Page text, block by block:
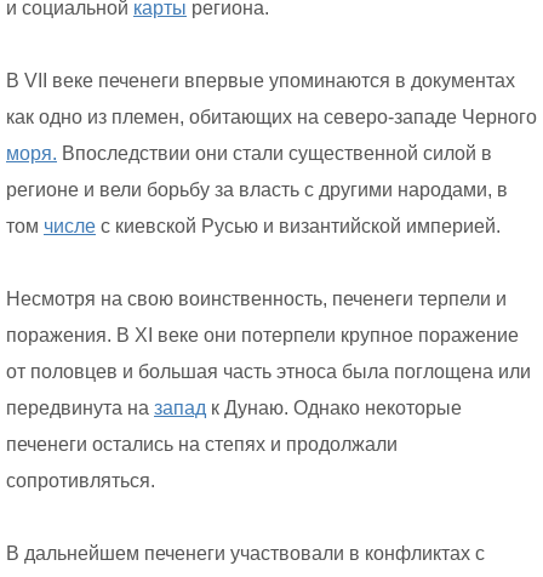
и социальной карты региона.
В VII веке печенеги впервые упоминаются в документах
как одно из племен, обитающих на северо-западе Черного
моря. Впоследствии они стали существенной силой в
регионе и вели борьбу за власть с другими народами, в
том числе с киевской Русью и византийской империей.
Несмотря на свою воинственность, печенеги терпели и
поражения. В XI веке они потерпели крупное поражение
от половцев и большая часть этноса была поглощена или
передвинута на запад к Дунаю. Однако некоторые
печенеги остались на степях и продолжали
сопротивляться.
В дальнейшем печенеги участвовали в конфликтах с